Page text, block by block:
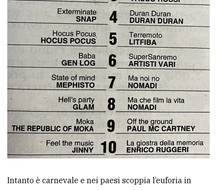
Intanto è carnevale e nei paesi scoppia l’euforia in